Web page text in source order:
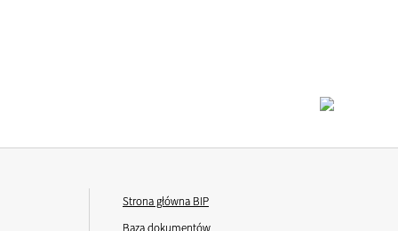
Strona główna BIP
Baza dokumentów